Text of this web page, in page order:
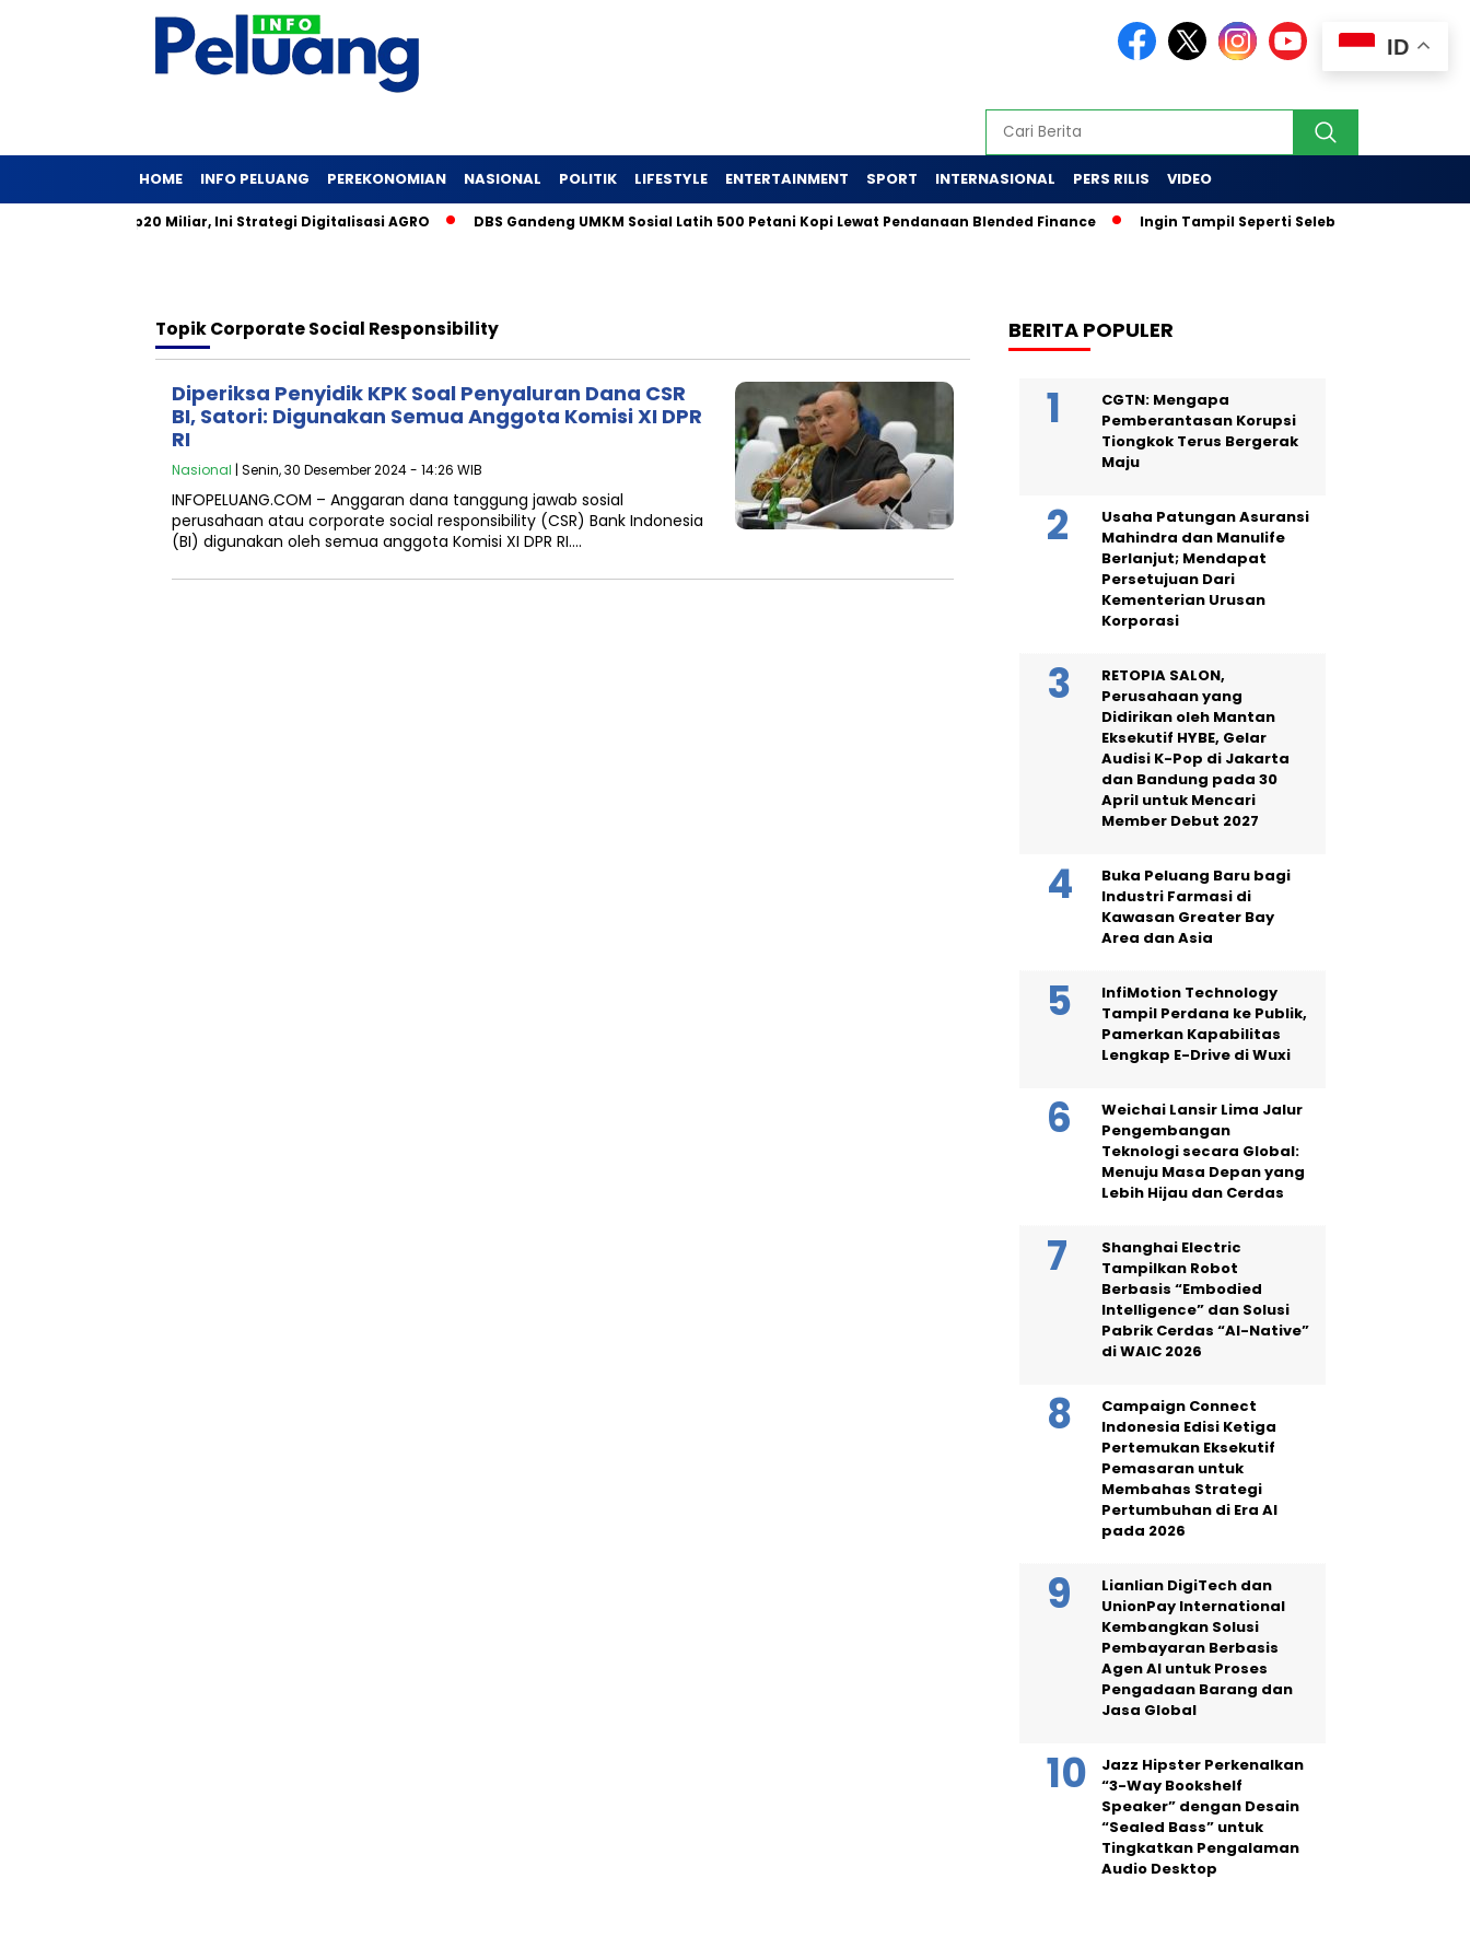
HOME INFO PELUANG PEREKONOMIAN NASIONAL POLITIK LIFESTYLE ENTERTAINMENT SPORT INTERNASIONAL PERS RILIS VIDEO
Saham Rp20 Miliar, Ini Strategi Digitalisasi AGRO DBS Gandeng UMKM Sosial Latih 500 Petani Kopi Lewat Pendanaan Blended Finance Ingin Tampil Seperti Seleb di Media? Tak
TopikCorporate Social Responsibility
Diperiksa Penyidik KPK Soal Penyaluran Dana CSR
BI, Satori: Digunakan Semua Anggota Komisi XI DPR
RI
Nasional | Senin, 30 Desember 2024 - 14:26 WIB
INFOPELUANG.COM – Anggaran dana tanggung jawab sosial
perusahaan atau corporate social responsibility (CSR) Bank Indonesia
(BI) digunakan oleh semua anggota Komisi XI DPR RI….
BERITA POPULER
CGTN: Mengapa
Pemberantasan Korupsi
Tiongkok Terus Bergerak
Maju
Usaha Patungan Asuransi
Mahindra dan Manulife
Berlanjut; Mendapat
Persetujuan Dari
Kementerian Urusan
Korporasi
RETOPIA SALON,
Perusahaan yang
Didirikan oleh Mantan
Eksekutif HYBE, Gelar
Audisi K-Pop di Jakarta
dan Bandung pada 30
April untuk Mencari
Member Debut 2027
Buka Peluang Baru bagi
Industri Farmasi di
Kawasan Greater Bay
Area dan Asia
InfiMotion Technology
Tampil Perdana ke Publik,
Pamerkan Kapabilitas
Lengkap E-Drive di Wuxi
Weichai Lansir Lima Jalur
Pengembangan
Teknologi secara Global:
Menuju Masa Depan yang
Lebih Hijau dan Cerdas
Shanghai Electric
Tampilkan Robot
Berbasis “Embodied
Intelligence” dan Solusi
Pabrik Cerdas “AI-Native”
di WAIC 2026
Campaign Connect
Indonesia Edisi Ketiga
Pertemukan Eksekutif
Pemasaran untuk
Membahas Strategi
Pertumbuhan di Era AI
pada 2026
Lianlian DigiTech dan
UnionPay International
Kembangkan Solusi
Pembayaran Berbasis
Agen AI untuk Proses
Pengadaan Barang dan
Jasa Global
Jazz Hipster Perkenalkan
“3-Way Bookshelf
Speaker” dengan Desain
“Sealed Bass” untuk
Tingkatkan Pengalaman
Audio Desktop
ID